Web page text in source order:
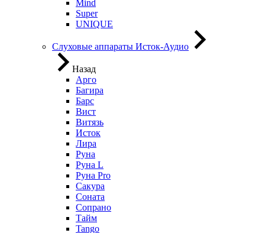
Mind
Super
UNIQUE
Слуховые аппараты Исток-Аудио
Назад
Арго
Багира
Барс
Вист
Витязь
Исток
Лира
Руна
Руна L
Руна Pro
Сакура
Соната
Сопрано
Тайм
Tango